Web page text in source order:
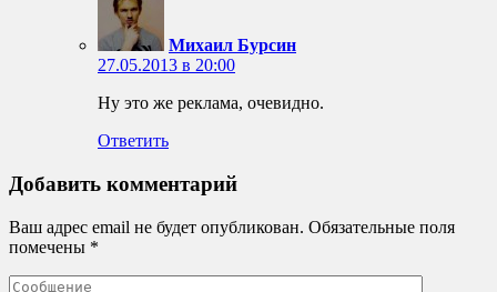
Михаил Бурсин
27.05.2013 в 20:00
Ну это же реклама, очевидно.
Ответить
Добавить комментарий
Ваш адрес email не будет опубликован. Обязательные поля
помечены *